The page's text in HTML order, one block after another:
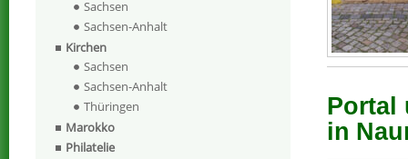
Portal
in
Sachsen
Sachsen-Anhalt
Kirchen
Sachsen
Sachsen-Anhalt
Thüringen
Marokko
Philatelie